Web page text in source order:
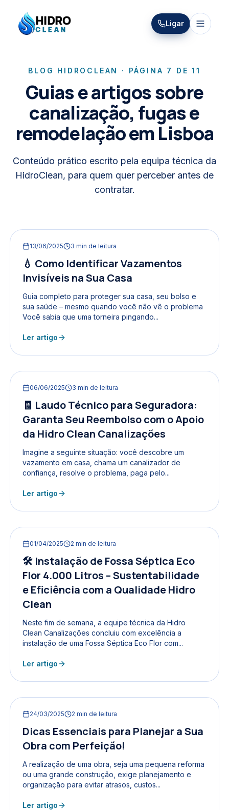
HIDRO
CLEAN
HidroClean Canalizações
Ligar
BLOG HIDROCLEAN · PÁGINA 7 DE11
Guias e artigos sobre
canalização, fugas e
remodelação em Lisboa
Conteúdo prático escrito pela equipa técnica da
HidroClean, para quem quer perceber antes de
contratar.
13/06/2025 3 min de leitura
💧 Como Identificar Vazamentos
Invisíveis na Sua Casa
Guia completo para proteger sua casa, seu bolso e
sua saúde – mesmo quando você não vê o problema
Você sabia que uma torneira pingando...
Ler artigo
06/06/2025 3 min de leitura
🧾 Laudo Técnico para Seguradora:
Garanta Seu Reembolso com o Apoio
da Hidro Clean Canalizações
Imagine a seguinte situação: você descobre um
vazamento em casa, chama um canalizador de
confiança, resolve o problema, paga pelo...
Ler artigo
01/04/2025 2 min de leitura
🛠️ Instalação de Fossa Séptica Eco
Flor 4.000 Litros – Sustentabilidade
e Eficiência com a Qualidade Hidro
Clean
Neste fim de semana, a equipe técnica da Hidro
Clean Canalizações concluiu com excelência a
instalação de uma Fossa Séptica Eco Flor com...
Ler artigo
24/03/2025 2 min de leitura
Dicas Essenciais para Planejar a Sua
Obra com Perfeição!
A realização de uma obra, seja uma pequena reforma
ou uma grande construção, exige planejamento e
organização para evitar atrasos, custos...
Ler artigo